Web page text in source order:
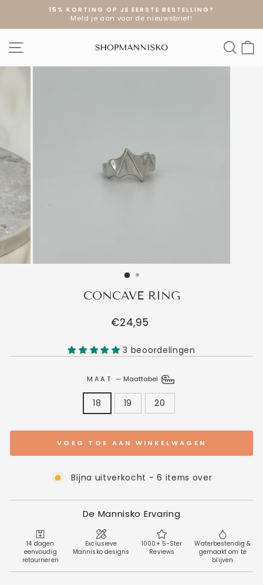
artikel
Diavoorstelling
15% KORTING OP JE EERSTE BESTELLING?
Meld je aan voor de nieuwsbrief!
SITE NAVIGATIE
CONCAVE RING
Normale
€24,95
3 beoordelingen
MAAT— Maattabel
18 19 20
VOEG TOE AAN WINKELWAGEN
Bijna uitverkocht - 6 items over
De Mannisko Ervaring
14 dagen
eenvoudig
retourneren
Exclusieve
Mannisko designs
1000+ 5-Ster
Reviews
Waterbestendig &
gemaakt om te
blijven